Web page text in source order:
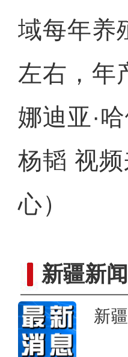
域每年养
左右，年
娜迪亚·
杨韬 视
心）
新疆新
新